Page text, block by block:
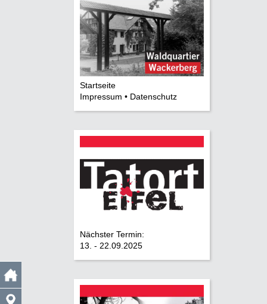
Startseite
Impressum • Datenschutz
Nächster Termin:
13. - 22.09.2025